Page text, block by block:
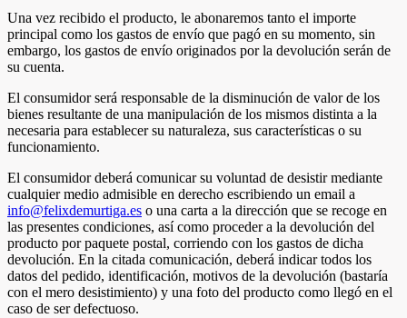
Una vez recibido el producto, le abonaremos tanto el importe
principal como los gastos de envío que pagó en su momento, sin
embargo, los gastos de envío originados por la devolución serán de
su cuenta.
El consumidor será responsable de la disminución de valor de los
bienes resultante de una manipulación de los mismos distinta a la
necesaria para establecer su naturaleza, sus características o su
funcionamiento.
El consumidor deberá comunicar su voluntad de desistir mediante
cualquier medio admisible en derecho escribiendo un email a
info@felixdemurtiga.es o una carta a la dirección que se recoge en
las presentes condiciones, así como proceder a la devolución del
producto por paquete postal, corriendo con los gastos de dicha
devolución. En la citada comunicación, deberá indicar todos los
datos del pedido, identificación, motivos de la devolución (bastaría
con el mero desistimiento) y una foto del producto como llegó en el
caso de ser defectuoso.